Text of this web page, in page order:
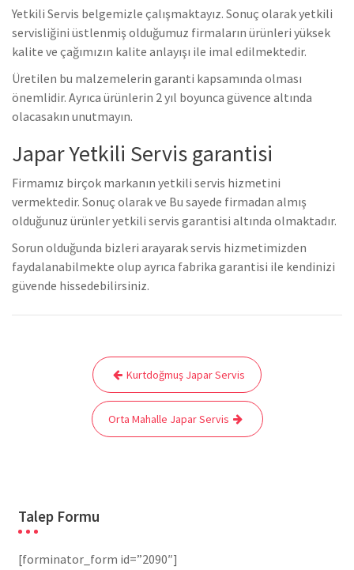
Yetkili Servis belgemizle çalışmaktayız. Sonuç olarak yetkili
servisliğini üstlenmiş olduğumuz firmaların ürünleri yüksek
kalite ve çağımızın kalite anlayışı ile imal edilmektedir.
Üretilen bu malzemelerin garanti kapsamında olması
önemlidir. Ayrıca ürünlerin 2 yıl boyunca güvence altında
olacasakın unutmayın.
Japar Yetkili Servis garantisi
Firmamız birçok markanın yetkili servis hizmetini
vermektedir. Sonuç olarak ve Bu sayede firmadan almış
olduğunuz ürünler yetkili servis garantisi altında olmaktadır.
Sorun olduğunda bizleri arayarak servis hizmetimizden
faydalanabilmekte olup ayrıca fabrika garantisi ile kendinizi
güvende hissedebilirsiniz.
gezinmesi
Kurtdoğmuş Japar Servis
Orta Mahalle Japar Servis
Talep Formu
[forminator_form id=”2090″]